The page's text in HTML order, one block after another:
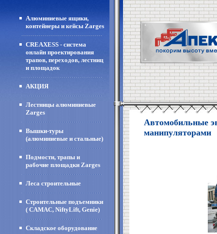
Алюминиевые ящики,
контейнеры и кейсы Zarges
CREAXESS - система
онлайн проектирования
трапов, переходов, лестниц
и площадок
АКЦИЯ
Лестницы алюминиевые
Zarges
Вышки-туры
(алюминиевые и стальные)
Подмости, трапы и
рабочие площадки Zarges
Леса строительные
Строительные подъемники
( CAMAC, NiftyLift, Genie)
Складское оборудование
Автомобильные
манипуляторами